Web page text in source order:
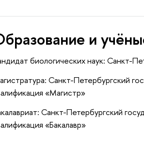
и
биологических наук: Санкт-
Санкт-Петербургский
«Магистр»
Санкт-Петербургский
«Бакалавр»